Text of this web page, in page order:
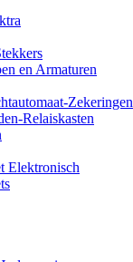
en Armaturen
Zekeringen
Relaiskasten
Elektronisch